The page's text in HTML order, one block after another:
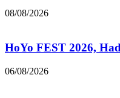
08/08/2026
HoYo FEST 2026,
06/08/2026